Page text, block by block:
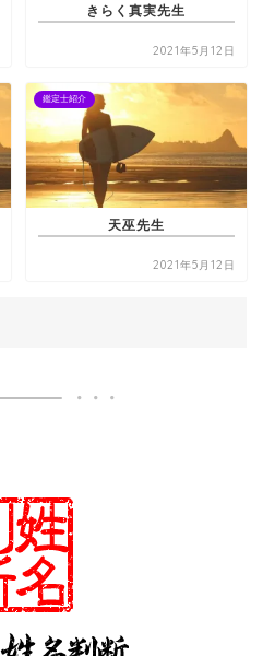
きらく真実先生
2021年5月12日
鑑定士紹介
天巫先生
2021年5月12日